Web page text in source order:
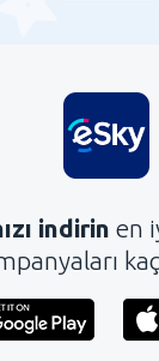
indirin en